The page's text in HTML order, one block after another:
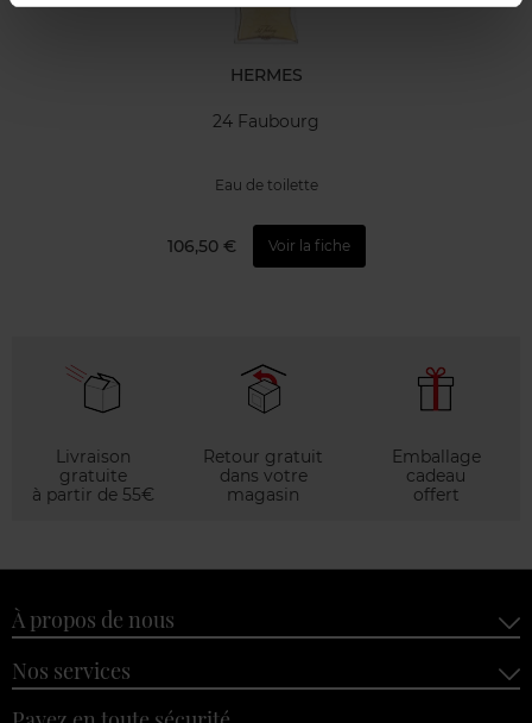
HERMES
24 Faubourg
Eau de toilette
106,50 € Voir la fiche
Livraison
gratuite
à partir de 55€
Retour gratuit
dans votre
magasin
Emballage
cadeau
offert
À propos de nous
Nos services